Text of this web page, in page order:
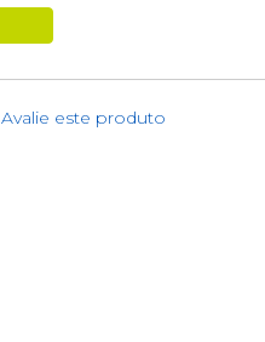
Avalie este produto